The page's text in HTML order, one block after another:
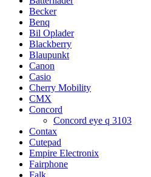
Becker
Benq
Bil Oplader
Blackberry
Blaupunkt
Canon
Casio
Cherry Mobility
CMX
Concord
Concord eye q 3103
Contax
Cutepad
Empire Electronix
Fairphone
Falk